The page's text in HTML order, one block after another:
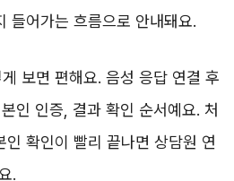
들어가는 흐름으로 안내돼요.
보면 편해요. 음성 응답 연결 후
인 인증, 결과 확인 순서예요. 처
확인이 빨리 끝나면 상담원 연
.